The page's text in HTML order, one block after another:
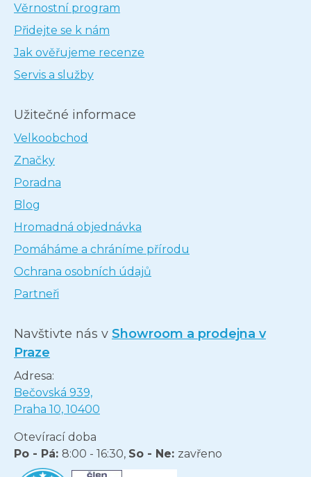
Věrnostní program
Přidejte se k nám
Jak ověřujeme recenze
Servis a služby
Užitečné informace
Velkoobchod
Značky
Poradna
Blog
Hromadná objednávka
Pomáháme a chráníme přírodu
Ochrana osobních údajů
Partneři
Navštivte nás v Showroom a prodejna v
Praze
Adresa:
Bečovská 939,
Praha 10, 10400
Otevírací doba
Po - Pá: 8:00 - 16:30, So - Ne: zavřeno